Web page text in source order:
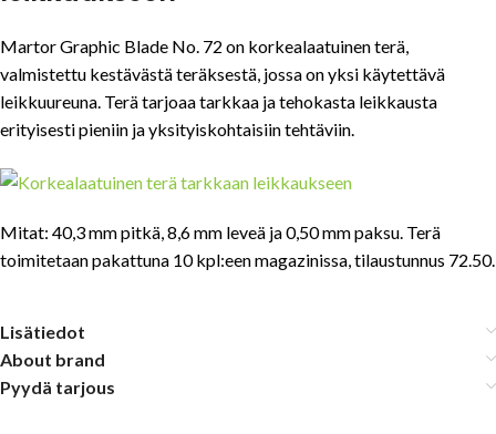
Martor Graphic Blade No. 72 on korkealaatuinen terä,
valmistettu kestävästä teräksestä, jossa on yksi käytettävä
leikkuureuna. Terä tarjoaa tarkkaa ja tehokasta leikkausta
erityisesti pieniin ja yksityiskohtaisiin tehtäviin.
Mitat: 40,3 mm pitkä, 8,6 mm leveä ja 0,50 mm paksu. Terä
toimitetaan pakattuna 10 kpl:een magazinissa, tilaustunnus 72.50.
Lisätiedot
About brand
Pyydä tarjous